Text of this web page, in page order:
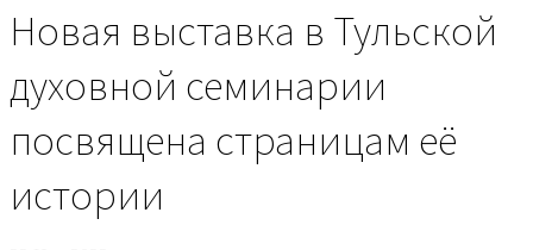
Новая выставка в Тульской
духовной семинарии
посвящена страницам её
истории